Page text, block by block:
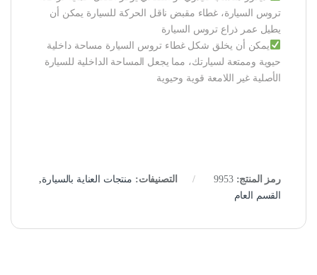
تروس السيارة، غطاء مقبض ناقل الحركة للسيارة يمكن أن
يطيل عمر ذراع تروس السيارة
يمكن أن يخلق شكل غطاء تروس السيارة مساحة داخلية
حيوية وممتعة لسيارتك، مما يجعل المساحة الداخلية للسيارة
الأصلية غير اللامعة قوية وحيوية
رمز المنتج:9953 التصنيفات: منتجات العناية بالسيارة,
القسم العام